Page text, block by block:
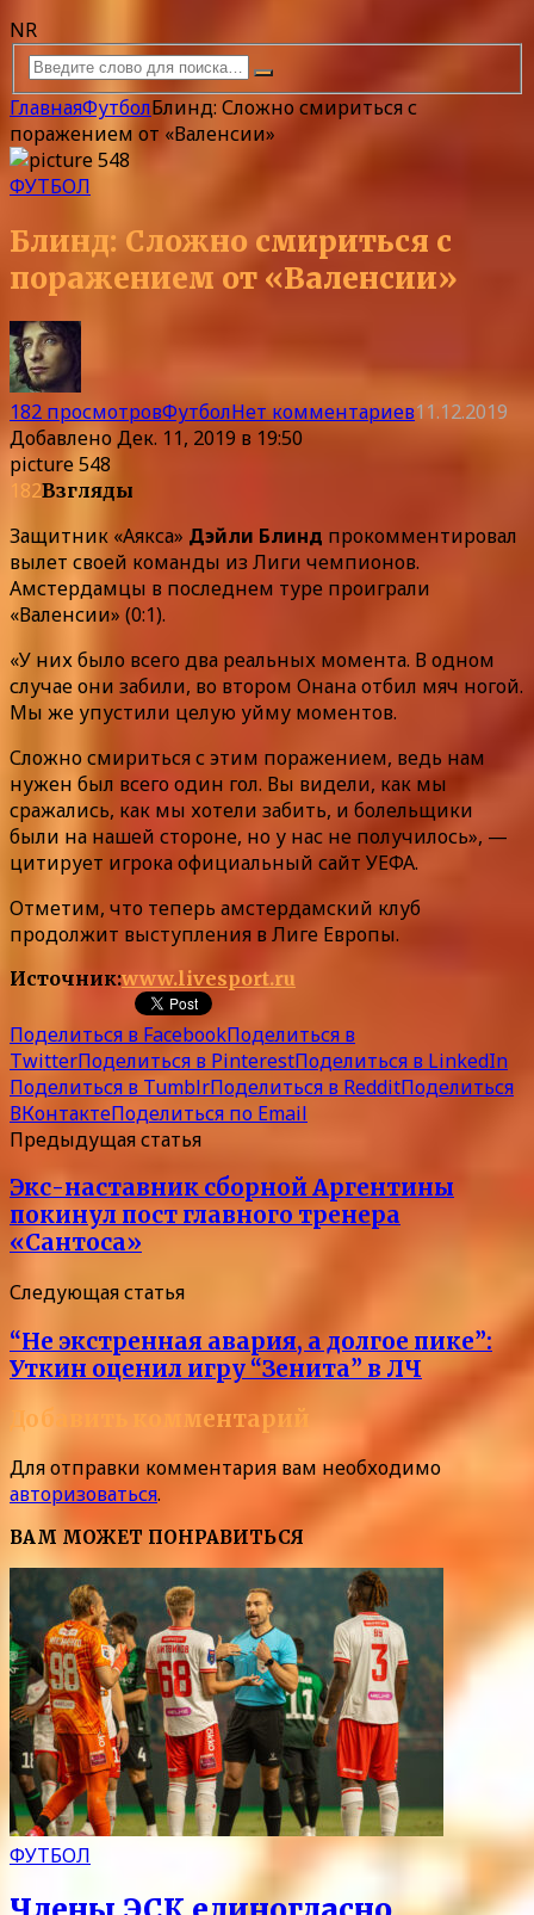
NR
ГлавнаяФутболБлинд: Сложно смириться с
поражением от «Валенсии»
ФУТБОЛ
Блинд: Сложно смириться с
поражением от «Валенсии»
182 просмотровФутболНет комментариев11.12.2019
ДобавленоДек. 11, 2019 в 19:50
picture 548
182Взгляды
Защитник «Аякса» Дэйли Блинд прокомментировал
вылет своей команды из Лиги чемпионов.
Амстердамцы в последнем туре проиграли
«Валенсии» (0:1).
«У них было всего два реальных момента. В одном
случае они забили, во втором Онана отбил мяч ногой.
Мы же упустили целую уйму моментов.
Сложно смириться с этим поражением, ведь нам
нужен был всего один гол. Вы видели, как мы
сражались, как мы хотели забить, и болельщики
были на нашей стороне, но у нас не получилось», —
цитирует игрока официальный сайт УЕФА.
Отметим, что теперь амстердамский клуб
продолжит выступления в Лиге Европы.
Источник:www.livesport.ru
Поделиться в FacebookПоделиться в
TwitterПоделиться в PinterestПоделиться в LinkedIn
Поделиться в TumblrПоделиться в RedditПоделиться
ВКонтактеПоделиться по Email
Предыдущая статья
Экс-наставник сборной Аргентины
покинул пост главного тренера
«Сантоса»
Следующая статья
“Не экстренная авария, а долгое пике”:
Уткин оценил игру “Зенита” в ЛЧ
Добавить комментарий
Для отправки комментария вам необходимо
авторизоваться.
ВАМ МОЖЕТ ПОНРАВИТЬСЯ
ФУТБОЛ